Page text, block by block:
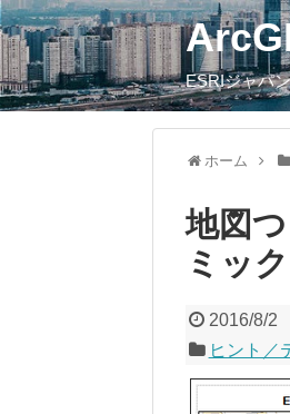
ESRIジャパ
ホーム
地図
ミッ
2016/8/2
ヒント／